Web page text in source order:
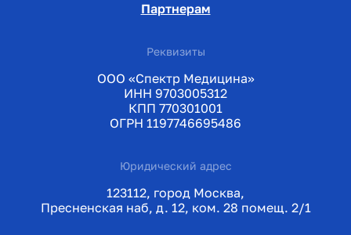
Партнерам
Реквизиты
ООО «Спектр Медицина»
ИНН 9703005312
КПП 770301001
ОГРН 1197746695486
Юридический адрес
123112, город Москва,
Пресненская наб, д. 12, ком. 28 помещ. 2/1